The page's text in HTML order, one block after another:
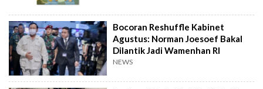
Bocoran Reshuffle Kabinet
Agustus: Norman Joesoef Bakal
Dilantik Jadi Wamenhan RI
NEWS